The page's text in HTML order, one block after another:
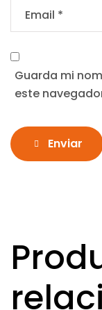
Guarda mi
este
Enviar